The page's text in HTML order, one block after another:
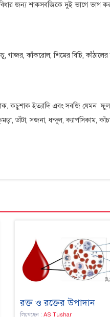
জন্য শাকসবজিকে দুই ভাগে ভাগ
গাজর, কাঁকরোল, শিমের বিচি, কাঁঠালের
কচুশাক ইত্যাদি এবং সবজি যেমন
ডাঁটা, সজনা, ধন্দুল, ক্যাপসিকাম,
রক্ত ও রক্তের উপাদান
লিখেছেন : AS Tushar